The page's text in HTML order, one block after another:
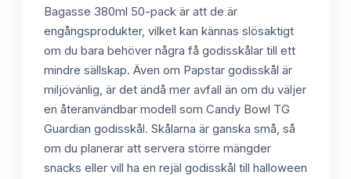
Bagasse 380ml 50-pack är att de är
engångsprodukter, vilket kan kännas slösaktigt
om du bara behöver några få godisskålar till ett
mindre sällskap. Även om Papstar godisskål är
miljövänlig, är det ändå mer avfall än om du väljer
en återanvändbar modell som Candy Bowl TG
Guardian godisskål. Skålarna är ganska små, så
om du planerar att servera större mängder
snacks eller vill ha en rejäl godisskål till halloween